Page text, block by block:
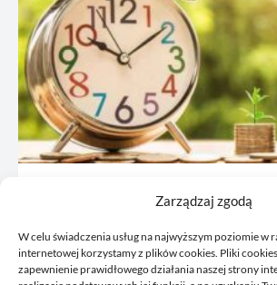
Zarządzaj zgodą
W celu świadczenia usług na najwyższym poziomie w
internetowej korzystamy z plików cookies. Pliki
zapewnienie prawidłowego działania naszej strony
JDG: co omówić z księgową
21/06/2026